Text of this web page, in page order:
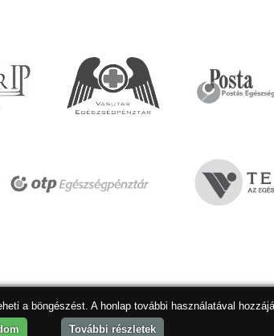
a böngészést. A honlap további használatával
További részletek